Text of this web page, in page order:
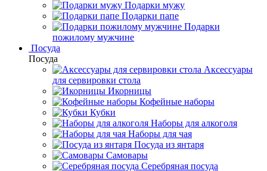
Подарки мужу
Подарки папе
Подарки
пожилому мужчине
Посуда
Посуда
Аксессуары
для сервировки стола
Икорницы
Кофейные наборы
Кубки
Наборы для алкоголя
Наборы для чая
Посуда из янтаря
Самовары
Серебряная посуда